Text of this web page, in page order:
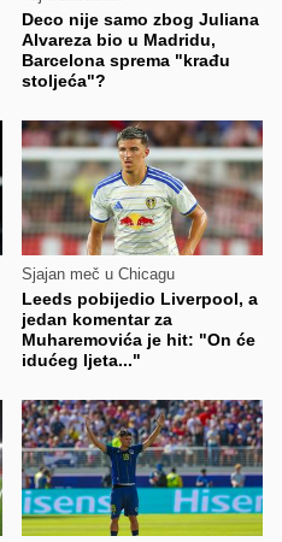
Deco nije samo zbog Juliana
Alvareza bio u Madridu,
Barcelona sprema "krađu
stoljeća"?
Sjajan meč u Chicagu
Leeds pobijedio Liverpool, a
jedan komentar za
Muharemovića je hit: "On će
idućeg ljeta..."